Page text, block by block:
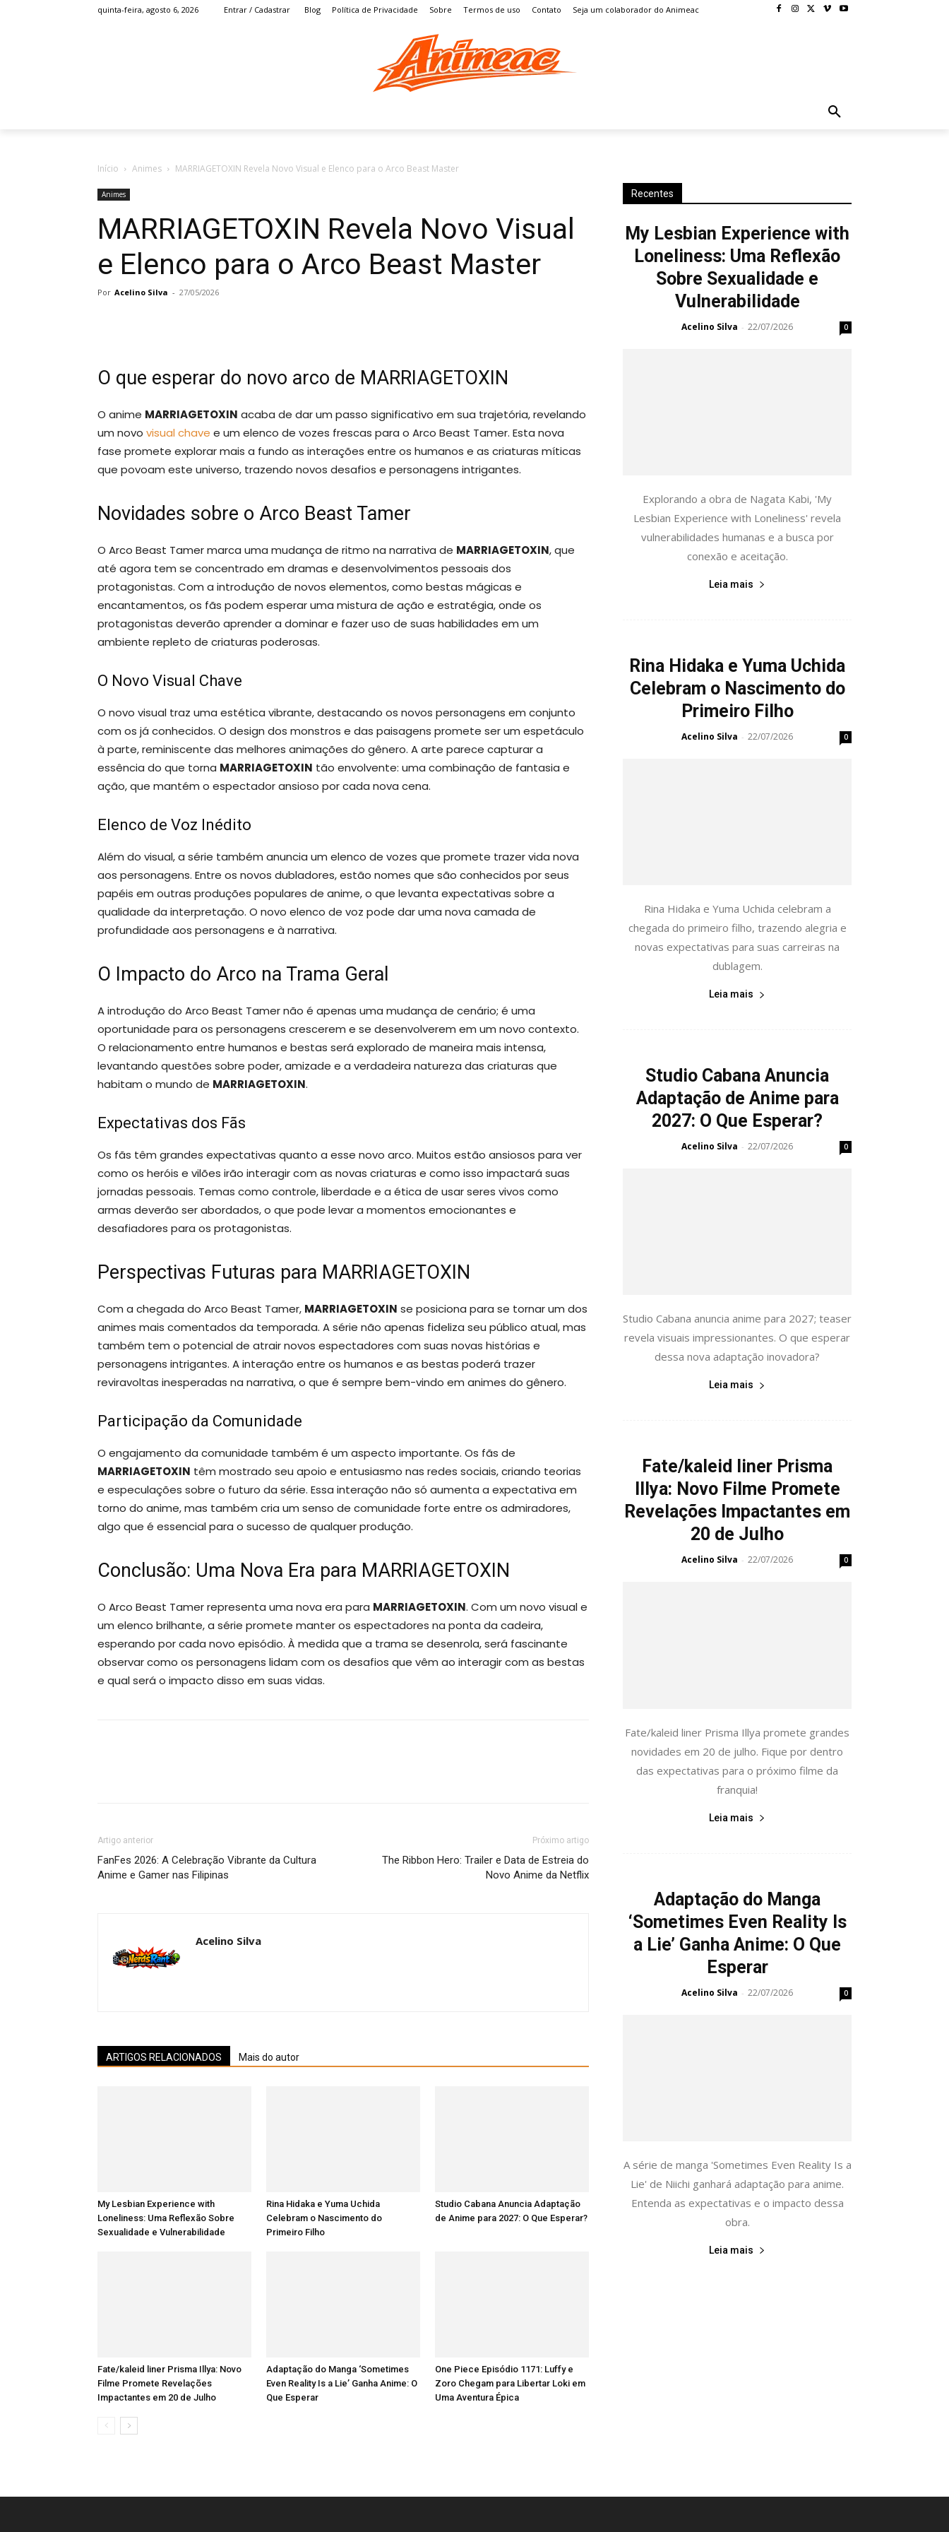
quinta-feira, agosto 6, 2026 Entrar / Cadastrar Blog Política de Privacidade Sobre Termos de uso Contato Seja um colaborador do Animeac
Início Animes MARRIAGETOXIN Revela Novo Visual e Elenco para o Arco Beast Master
Animes
MARRIAGETOXIN Revela Novo Visual
e Elenco para o Arco Beast Master
Por Acelino Silva - 27/05/2026
O que esperar do novo arco de MARRIAGETOXIN
O anime MARRIAGETOXIN acaba de dar um passo significativo em sua trajetória, revelando
um novo visual chave e um elenco de vozes frescas para o Arco Beast Tamer. Esta nova
fase promete explorar mais a fundo as interações entre os humanos e as criaturas míticas
que povoam este universo, trazendo novos desafios e personagens intrigantes.
Novidades sobre o Arco Beast Tamer
O Arco Beast Tamer marca uma mudança de ritmo na narrativa de MARRIAGETOXIN, que
até agora tem se concentrado em dramas e desenvolvimentos pessoais dos
protagonistas. Com a introdução de novos elementos, como bestas mágicas e
encantamentos, os fãs podem esperar uma mistura de ação e estratégia, onde os
protagonistas deverão aprender a dominar e fazer uso de suas habilidades em um
ambiente repleto de criaturas poderosas.
O Novo Visual Chave
O novo visual traz uma estética vibrante, destacando os novos personagens em conjunto
com os já conhecidos. O design dos monstros e das paisagens promete ser um espetáculo
à parte, reminiscente das melhores animações do gênero. A arte parece capturar a
essência do que torna MARRIAGETOXIN tão envolvente: uma combinação de fantasia e
ação, que mantém o espectador ansioso por cada nova cena.
Elenco de Voz Inédito
Além do visual, a série também anuncia um elenco de vozes que promete trazer vida nova
aos personagens. Entre os novos dubladores, estão nomes que são conhecidos por seus
papéis em outras produções populares de anime, o que levanta expectativas sobre a
qualidade da interpretação. O novo elenco de voz pode dar uma nova camada de
profundidade aos personagens e à narrativa.
O Impacto do Arco na Trama Geral
A introdução do Arco Beast Tamer não é apenas uma mudança de cenário; é uma
oportunidade para os personagens crescerem e se desenvolverem em um novo contexto.
O relacionamento entre humanos e bestas será explorado de maneira mais intensa,
levantando questões sobre poder, amizade e a verdadeira natureza das criaturas que
habitam o mundo de MARRIAGETOXIN.
Expectativas dos Fãs
Os fãs têm grandes expectativas quanto a esse novo arco. Muitos estão ansiosos para ver
como os heróis e vilões irão interagir com as novas criaturas e como isso impactará suas
jornadas pessoais. Temas como controle, liberdade e a ética de usar seres vivos como
armas deverão ser abordados, o que pode levar a momentos emocionantes e
desafiadores para os protagonistas.
Perspectivas Futuras para MARRIAGETOXIN
Com a chegada do Arco Beast Tamer, MARRIAGETOXIN se posiciona para se tornar um dos
animes mais comentados da temporada. A série não apenas fideliza seu público atual, mas
também tem o potencial de atrair novos espectadores com suas novas histórias e
personagens intrigantes. A interação entre os humanos e as bestas poderá trazer
reviravoltas inesperadas na narrativa, o que é sempre bem-vindo em animes do gênero.
Participação da Comunidade
O engajamento da comunidade também é um aspecto importante. Os fãs de
MARRIAGETOXIN têm mostrado seu apoio e entusiasmo nas redes sociais, criando teorias
e especulações sobre o futuro da série. Essa interação não só aumenta a expectativa em
torno do anime, mas também cria um senso de comunidade forte entre os admiradores,
algo que é essencial para o sucesso de qualquer produção.
Conclusão: Uma Nova Era para MARRIAGETOXIN
O Arco Beast Tamer representa uma nova era para MARRIAGETOXIN. Com um novo visual e
um elenco brilhante, a série promete manter os espectadores na ponta da cadeira,
esperando por cada novo episódio. À medida que a trama se desenrola, será fascinante
observar como os personagens lidam com os desafios que vêm ao interagir com as bestas
e qual será o impacto disso em suas vidas.
Artigo anterior
FanFes 2026: A Celebração Vibrante da Cultura
Anime e Gamer nas Filipinas
Próximo artigo
The Ribbon Hero: Trailer e Data de Estreia do
Novo Anime da Netflix
Acelino Silva
ARTIGOS RELACIONADOS Mais do autor
My Lesbian Experience with
Loneliness: Uma Reflexão Sobre
Sexualidade e Vulnerabilidade
Rina Hidaka e Yuma Uchida
Celebram o Nascimento do
Primeiro Filho
Studio Cabana Anuncia Adaptação
de Anime para 2027: O Que Esperar?
Fate/kaleid liner Prisma Illya: Novo
Filme Promete Revelações
Impactantes em 20 de Julho
Adaptação do Manga ‘Sometimes
Even Reality Is a Lie’ Ganha Anime: O
Que Esperar
One Piece Episódio 1171: Luffy e
Zoro Chegam para Libertar Loki em
Uma Aventura Épica
Recentes
My Lesbian Experience with
Loneliness: Uma Reflexão
Sobre Sexualidade e
Vulnerabilidade
Acelino Silva - 22/07/2026 0
Explorando a obra de Nagata Kabi, 'My
Lesbian Experience with Loneliness' revela
vulnerabilidades humanas e a busca por
conexão e aceitação.
Leia mais
Rina Hidaka e Yuma Uchida
Celebram o Nascimento do
Primeiro Filho
Acelino Silva - 22/07/2026 0
Rina Hidaka e Yuma Uchida celebram a
chegada do primeiro filho, trazendo alegria e
novas expectativas para suas carreiras na
dublagem.
Leia mais
Studio Cabana Anuncia
Adaptação de Anime para
2027: O Que Esperar?
Acelino Silva - 22/07/2026 0
Studio Cabana anuncia anime para 2027; teaser
revela visuais impressionantes. O que esperar
dessa nova adaptação inovadora?
Leia mais
Fate/kaleid liner Prisma
Illya: Novo Filme Promete
Revelações Impactantes em
20 de Julho
Acelino Silva - 22/07/2026 0
Fate/kaleid liner Prisma Illya promete grandes
novidades em 20 de julho. Fique por dentro
das expectativas para o próximo filme da
franquia!
Leia mais
Adaptação do Manga
‘Sometimes Even Reality Is
a Lie’ Ganha Anime: O Que
Esperar
Acelino Silva - 22/07/2026 0
A série de manga 'Sometimes Even Reality Is a
Lie' de Niichi ganhará adaptação para anime.
Entenda as expectativas e o impacto dessa
obra.
Leia mais